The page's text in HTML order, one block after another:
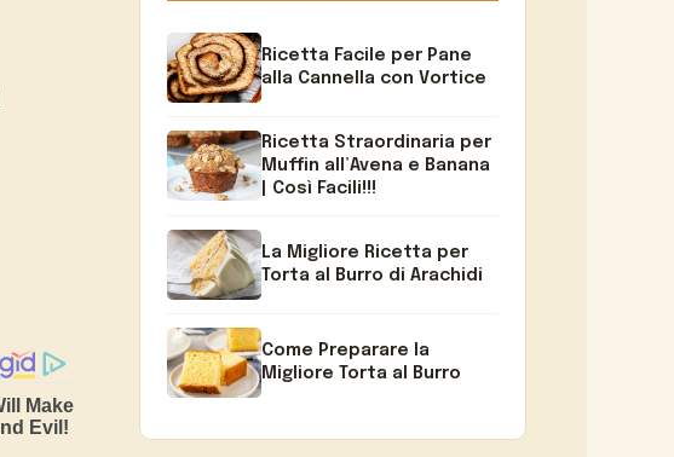
Ricetta Facile per Pane
alla Cannella con Vortice
Ricetta Straordinaria per
Muffin all’Avena e Banana
| Così Facili!!!
La Migliore Ricetta per
Torta al Burro di Arachidi
Come Preparare la
Migliore Torta al Burro